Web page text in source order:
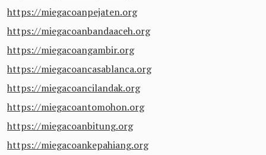
https://miegacoanpejaten.org
https://miegacoanbandaaceh.org
https://miegacoangambir.org
https://miegacoancasablanca.org
https://miegacoancilandak.org
https://miegacoantomohon.org
https://miegacoanbitung.org
https://miegacoankepahiang.org